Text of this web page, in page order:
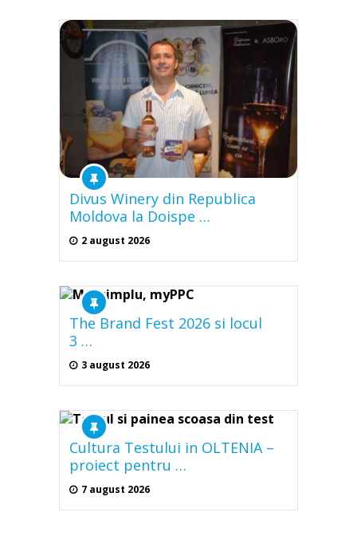
Divus Winery din Republica
Moldova la Doispe …
2 august 2026
The Brand Fest 2026 si locul
3 …
3 august 2026
Cultura Testului in OLTENIA –
proiect pentru …
7 august 2026